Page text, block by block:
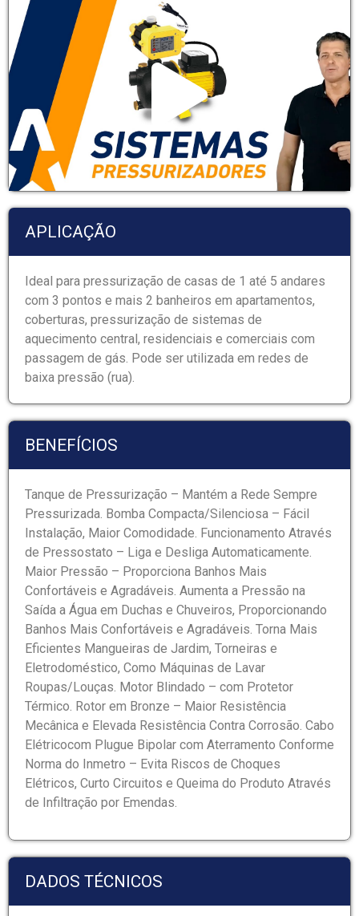
APLICAÇÃO
Ideal para pressurização de casas de 1 até 5 andares
com 3 pontos e mais 2 banheiros em apartamentos,
coberturas, pressurização de sistemas de
aquecimento central, residenciais e comerciais com
passagem de gás. Pode ser utilizada em redes de
baixa pressão (rua).
BENEFÍCIOS
Tanque de Pressurização – Mantém a Rede Sempre
Pressurizada. Bomba Compacta/Silenciosa – Fácil
Instalação, Maior Comodidade. Funcionamento Através
de Pressostato – Liga e Desliga Automaticamente.
Maior Pressão – Proporciona Banhos Mais
Confortáveis e Agradáveis. Aumenta a Pressão na
Saída a Água em Duchas e Chuveiros, Proporcionando
Banhos Mais Confortáveis e Agradáveis. Torna Mais
Eficientes Mangueiras de Jardim, Torneiras e
Eletrodoméstico, Como Máquinas de Lavar
Roupas/Louças. Motor Blindado – com Protetor
Térmico. Rotor em Bronze – Maior Resistência
Mecânica e Elevada Resistência Contra Corrosão. Cabo
Elétricocom Plugue Bipolar com Aterramento Conforme
Norma do Inmetro – Evita Riscos de Choques
Elétricos, Curto Circuitos e Queima do Produto Através
de Infiltração por Emendas.
DADOS TÉCNICOS